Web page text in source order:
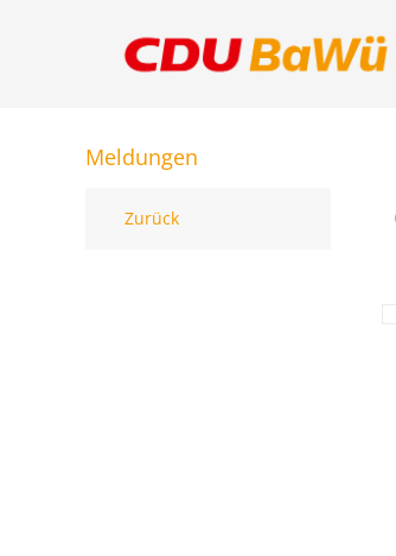
Meldungen
Zurück